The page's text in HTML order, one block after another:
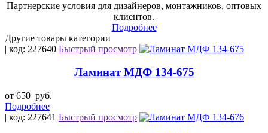
Партнерские условия для дизайнеров, монтажников, оптовых
клиентов.
Подробнее
Другие товары категории
| код: 227640 Быстрый просмотр
Ламинат МДФ 134-675
от 650 руб.
Подробнее
| код: 227641 Быстрый просмотр